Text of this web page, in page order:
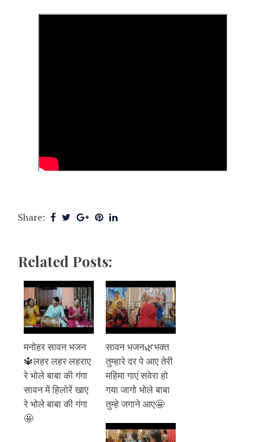
Share:
Related Posts:
मनोहर सावन भजन
🔱लहर लहर लहराए
रे भोले बाबा की गंगा
सावन में हिलोरें खाए
रे भोले बाबा की गंगा
🤩
सावन भजन🌿भक्त
तुम्हारे दर पे आए तेरी
महिमा गाएं सवेरा हो
गया जागो भोले बाबा
तुम्हे जगाने आए🤩